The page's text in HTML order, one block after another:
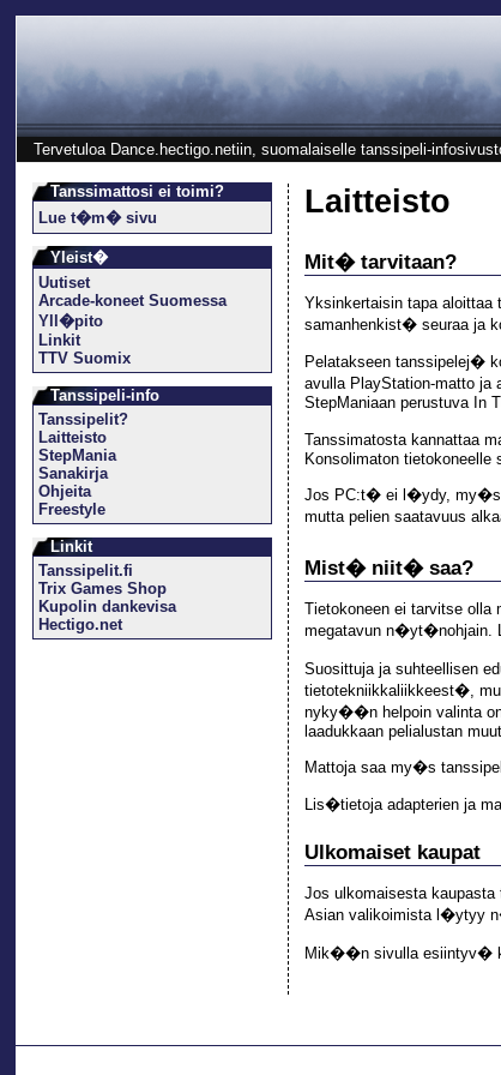
Tervetuloa Dance.hectigo.netiin, suomalaiselle tanssipeli-
Tanssimattosi ei toimi?
Lue t�m� sivu
Yleist�
Uutiset
Arcade-koneet Suomessa
Yll�pito
Linkit
TTV Suomix
Tanssipeli-info
Tanssipelit?
Laitteisto
StepMania
Sanakirja
Ohjeita
Freestyle
Linkit
Tanssipelit.fi
Trix Games Shop
Kupolin dankevisa
Hectigo.net
Laitteisto
Mit� tarvitaan?
Yksinkertaisin tapa
samanhenkist� seuraa ja
Pelatakseen tanssipelej�
avulla PlayStation-matto ja
StepManiaan perustuva In
Tanssimatosta kannattaa
Konsolimaton
Jos PC:t� ei l�ydy, my�s
mutta pelien saatavuus
Mist� niit� saa?
Tietokoneen ei tarvitse
megatavun
Suosittuja ja suhteellisen
tietotekniikkaliikkeest�,
nyky��n helpoin valinta
laadukkaan pelialustan
Mattoja saa my�s
Lis�tietoja adapterien ja
Ulkomaiset kaupat
Jos ulkomaisesta
Asian valikoimista l�ytyy
Mik��n sivulla esiintyv�